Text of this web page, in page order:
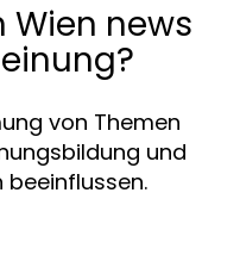
Wien news
von Themen
und
beeinflussen.